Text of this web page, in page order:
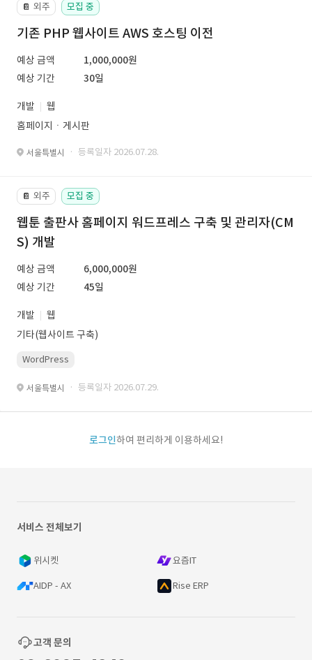
📔 외주 모집 중
기존 PHP 웹사이트 AWS 호스팅 이전
예상 금액
1,000,000원
예상 기간
30일
개발
웹
홈페이지ㆍ게시판
서울특별시 · 등록일자 2026.07.28.
📔 외주 모집 중
웹툰 출판사 홈페이지 워드프레스 구축 및 관리자(CM
S) 개발
예상 금액
6,000,000원
예상 기간
45일
개발
웹
기타(웹사이트 구축)
WordPress
서울특별시 · 등록일자 2026.07.29.
로그인하여 편리하게 이용하세요!
서비스 전체보기
위시켓 요즘IT
AIDP - AX Rise ERP
고객 문의